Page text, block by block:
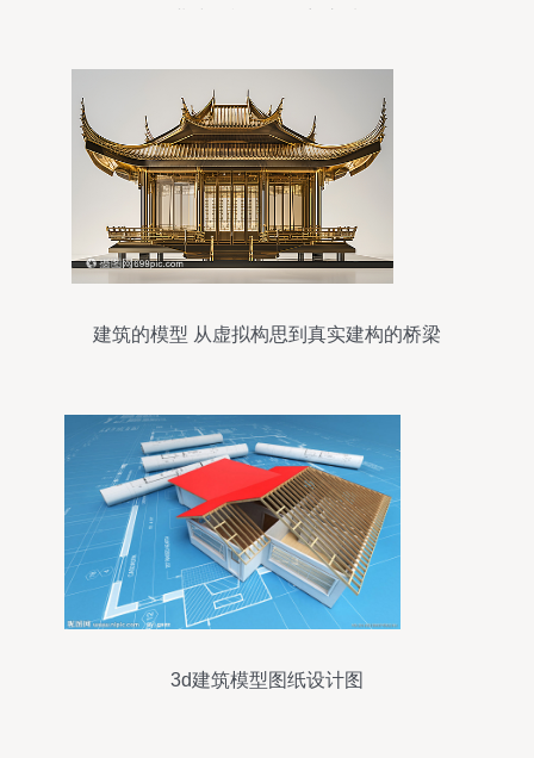
建筑的模型 从虚拟构思到真实建构的桥梁
3d建筑模型图纸设计图